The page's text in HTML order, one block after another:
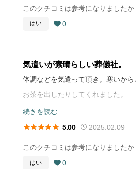
お墓に関するコメント
夫が母の合同埋葬施設を気に入って
りますが、職員の方に管理してもら
の他の木々があります。合同埋葬施
しらがお参りに来るせいか、常に花
関係ないので私はいつも母が好きだ
ーケをお供えします。抽選に外れた
お墓に関するコメント
葬儀の場所 東京都町田市
葬儀の種類
葬儀の種類
葬儀の場所 神奈川県座間市
葬儀の種類
葬儀の料金 150万円
自分が行ったように、葬儀をあげる
場合が多く、高齢者のことが多いの
検索してあげるなど親族としてフ
お葬式の概要
葬儀の年 2020年
葬儀の場所
このクチコミは参考になりましたか
はい  0
気遣いが素晴らしい葬儀社。
体調などを気遣って頂き。寒いから
お茶を出したりしてくれました。
また、子供にも優しく葬儀について
説明をしてくれました。
葬儀社選びのアドバイス
続きを読む
 5.00 2025.02.09
このクチコミは参考になりましたか
はい  0